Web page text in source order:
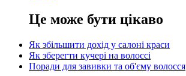
Це може бути цікаво
Як збільшити дохід у салоні краси
Як зберегти кучері на волоссі
Поради для завивки та об'єму волосся